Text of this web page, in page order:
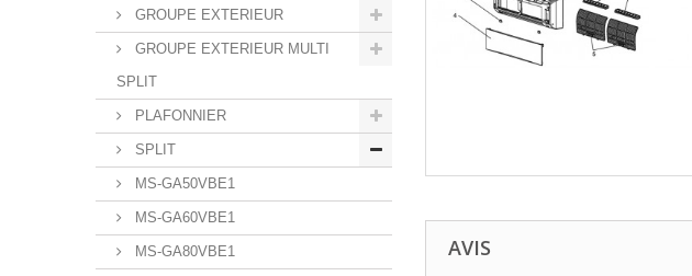
GROUPE EXTERIEUR
GROUPE EXTERIEUR MULTI
SPLIT
PLAFONNIER
SPLIT
MS-GA50VBE1
MS-GA60VBE1
MS-GA80VBE1 AVIS